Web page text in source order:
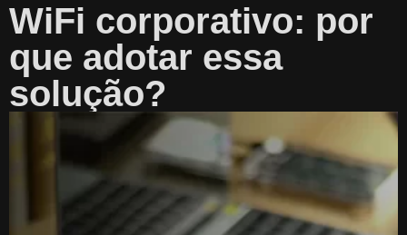
WiFi corporativo: por
que adotar essa
solução?